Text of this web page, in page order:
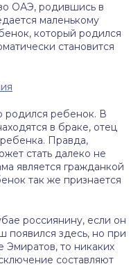
ОАЭ, родившись в
маленькому
который родился
становится
родился ребенок. В
в браке, отец
Правда,
стать далеко не
является гражданкой
так же признается
россиянину, если он
здесь, но при
Эмиратов, то никаких
составляют